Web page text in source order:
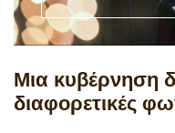
Μια κυβέρνηση
διαφορετικές